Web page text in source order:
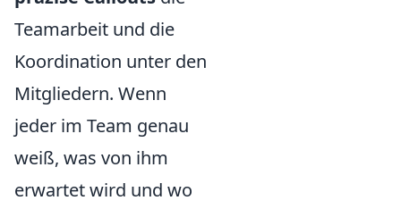
Teamarbeit und die
Koordination unter den
Mitgliedern. Wenn
jeder im Team genau
weiß, was von ihm
erwartet wird und wo